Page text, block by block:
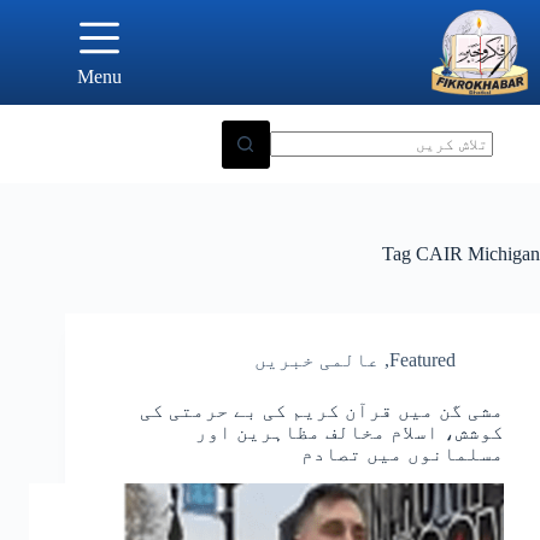
content
Menu
Tag CAIR Michigan
Featured
, عالمی خبریں
مشی گن میں قرآن کریم کی بے حرمتی کی
کوشش، اسلام مخالف مظاہرین اور
مسلمانوں میں تصادم